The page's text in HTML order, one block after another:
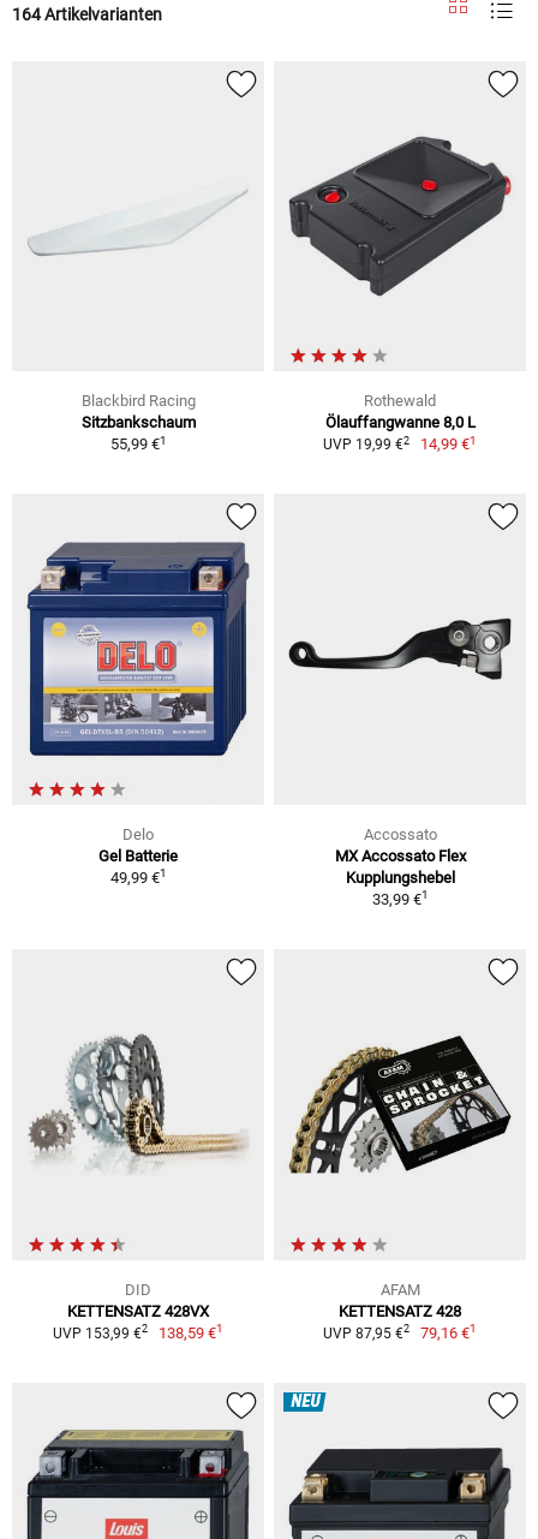
164 Artikelvarianten
Blackbird Racing
Sitzbankschaum
55,99 €1
Rothewald
Ölauffangwanne 8,0 L
UVP 19,99 €2 14,99 €1
Delo
Gel Batterie
49,99 €1
Accossato
MX Accossato Flex
Kupplungshebel
33,99 €1
DID
KETTENSATZ 428VX
UVP 153,99 €2 138,59 €1
AFAM
KETTENSATZ 428
UVP 87,95 €2 79,16 €1
NEU